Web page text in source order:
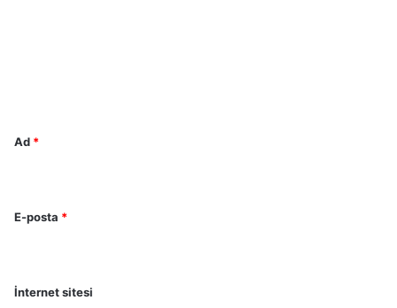
Ad *
E-posta *
İnternet sitesi